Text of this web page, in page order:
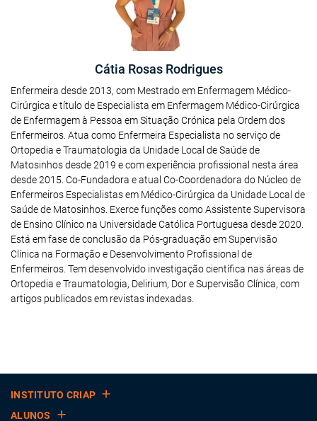
Cátia Rosas Rodrigues
Enfermeira desde 2013, com Mestrado em Enfermagem Médico-
Cirúrgica e título de Especialista em Enfermagem Médico-Cirúrgica
de Enfermagem à Pessoa em Situação Crónica pela Ordem dos
Enfermeiros. Atua como Enfermeira Especialista no serviço de
Ortopedia e Traumatologia da Unidade Local de Saúde de
Matosinhos desde 2019 e com experiência profissional nesta área
desde 2015. Co-Fundadora e atual Co-Coordenadora do Núcleo de
Enfermeiros Especialistas em Médico-Cirúrgica da Unidade Local de
Saúde de Matosinhos. Exerce funções como Assistente Supervisora
de Ensino Clínico na Universidade Católica Portuguesa desde 2020.
Está em fase de conclusão da Pós-graduação em Supervisão
Clínica na Formação e Desenvolvimento Profissional de
Enfermeiros. Tem desenvolvido investigação científica nas áreas de
Ortopedia e Traumatologia, Delirium, Dor e Supervisão Clínica, com
artigos publicados em revistas indexadas.
INSTITUTO CRIAP
ALUNOS